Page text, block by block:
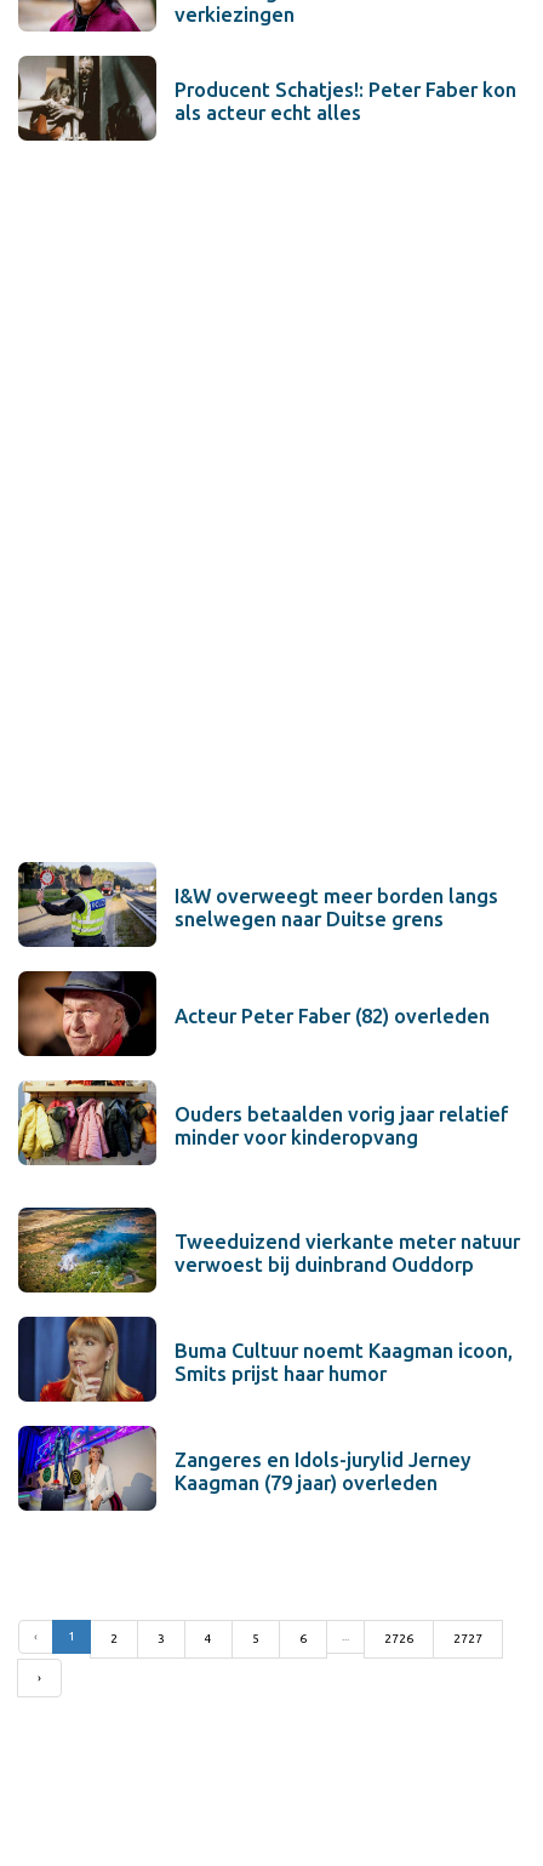
verkiezingen
Producent Schatjes!: Peter Faber kon
als acteur echt alles
I&W overweegt meer borden langs
snelwegen naar Duitse grens
Acteur Peter Faber (82) overleden
Ouders betaalden vorig jaar relatief
minder voor kinderopvang
Tweeduizend vierkante meter natuur
verwoest bij duinbrand Ouddorp
Buma Cultuur noemt Kaagman icoon,
Smits prijst haar humor
Zangeres en Idols-jurylid Jerney
Kaagman (79 jaar) overleden
‹ 1 2 3 4 5 6 2726 2727
›